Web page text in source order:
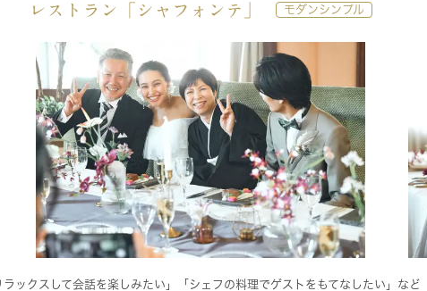
レストラン「シャフォンテ」 モダンシンプル
ラックスして会話を楽しみたい」「シェフの料理でゲストをもてなしたい」など